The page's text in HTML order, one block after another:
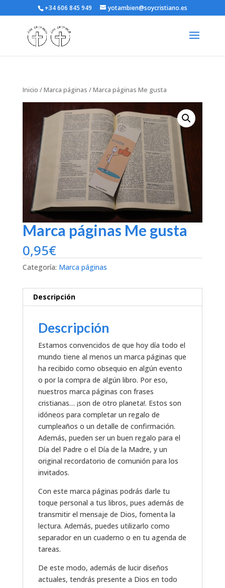
+34 606 845 949 yotambien@soycristiano.es
Inicio /Marca páginas / Marca páginas Me gusta
Marca páginas Me gusta
0,95€
Categoría: Marca páginas
Descripción
Descripción
Estamos convencidos de que hoy día todo el
mundo tiene al menos un marca páginas que
ha recibido como obsequio en algún evento
o por la compra de algún libro. Por eso,
nuestros marca páginas con frases
cristianas… ¡son de otro planeta!. Estos son
idóneos para completar un regalo de
cumpleaños o un detalle de confirmación.
Además, pueden ser un buen regalo para el
Día del Padre o el Día de la Madre, y un
original recordatorio de comunión para los
invitados.
Con este marca páginas podrás darle tu
toque personal a tus libros, pues además de
transmitir el mensaje de Dios, fomenta la
lectura. Además, puedes utilizarlo como
separador en un cuaderno o en tu agenda de
tareas.
De este modo, además de lucir diseños
actuales, tendrás presente a Dios en todo